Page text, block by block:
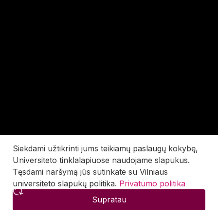
Siekdami užtikrinti jums teikiamų paslaugų kokybę,
Universiteto tinklalapiuose naudojame slapukus.
Tęsdami naršymą jūs sutinkate su Vilniaus
universiteto slapukų politika. Privatumo politika
Supratau